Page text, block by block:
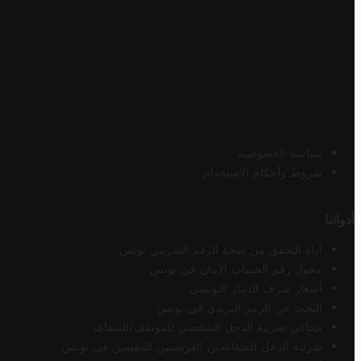
سياسة الخصوصية
شروط وأحكام الاستخدام
أدواتنا
أداة التحقق من صحة الرقم الضريبي تونس
محول رقم الحساب الآيبان في تونس
أسعار صرف الدينار التونسي
البحث عن الرمز البريدي في تونس
محاكي ضريبة الدخل الشخصي للموظف/المتقاعد
ضريبة الدخل للمتقاعدين الفرنسيين المقيمين في تونس